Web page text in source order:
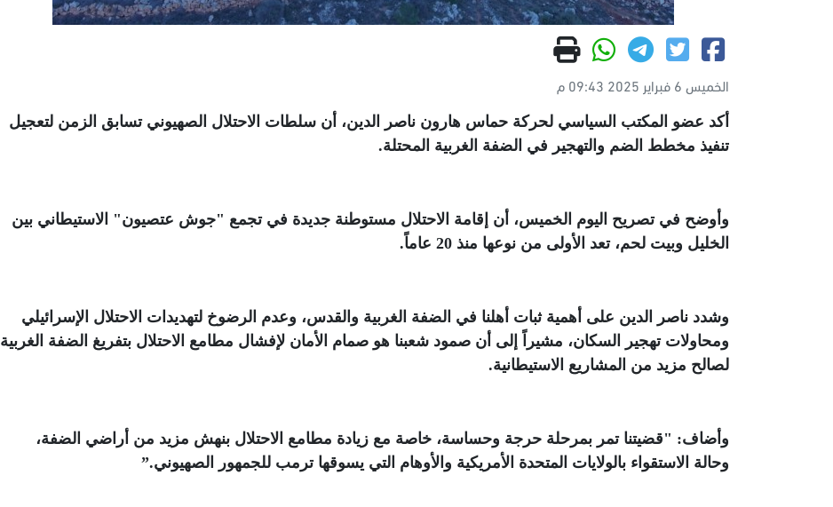
الخميس 6 فبراير 2025 09:43 م
أكد عضو المكتب السياسي لحركة حماس هارون ناصر الدين، أن سلطات الاحتلال الصهيوني تسابق الزمن لتعجيل
تنفيذ مخطط الضم والتهجير في الضفة الغربية المحتلة.
وأوضح في تصريح اليوم الخميس، أن إقامة الاحتلال مستوطنة جديدة في تجمع "جوش عتصيون" الاستيطاني بين
الخليل وبيت لحم، تعد الأولى من نوعها منذ 20 عاماً
.
وشدد ناصر الدين على أهمية ثبات أهلنا في الضفة الغربية والقدس، وعدم الرضوخ لتهديدات الاحتلال الإسرائيلي
ومحاولات تهجير السكان، مشيراً إلى أن صمود شعبنا هو صمام الأمان لإفشال مطامع الاحتلال بتفريغ الضفة الغربية
لصالح مزيد من المشاريع الاستيطانية.
وأضاف: "قضيتنا تمر بمرحلة حرجة وحساسة، خاصة مع زيادة مطامع الاحتلال بنهش مزيد من أراضي الضفة،
وحالة الاستقواء بالولايات المتحدة الأمريكية والأوهام التي يسوقها ترمب للجمهور الصهيوني”.